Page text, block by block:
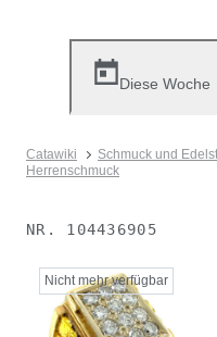
Diese Woche
Catawiki Schmuck und
Herrenschmuck
NR. 104436905
Nicht mehr verfügbar